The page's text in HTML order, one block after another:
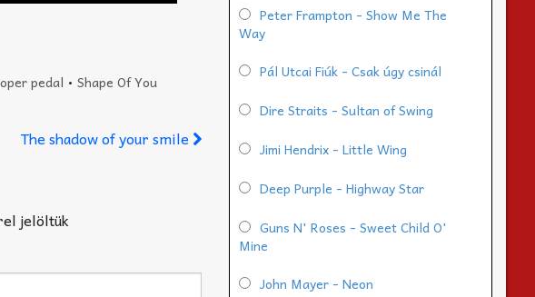
pedal • Shape Of You
The shadow of your smile
jelöltük
Peter Frampton - Show Me The
Way
Pál Utcai Fiúk - Csak úgy csinál
Dire Straits - Sultan of Swing
Jimi Hendrix - Little Wing
Deep Purple - Highway Star
Guns N' Roses - Sweet Child O'
Mine
John Mayer - Neon